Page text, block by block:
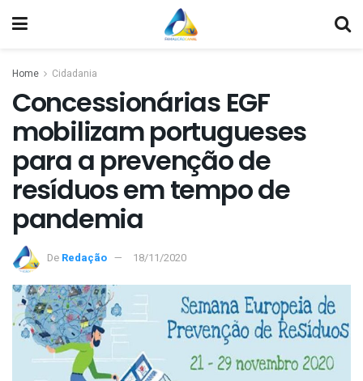
Home Cidadania
Concessionárias EGF
mobilizam portugueses
para a prevenção de
resíduos em tempo de
pandemia
De Redação 18/11/2020